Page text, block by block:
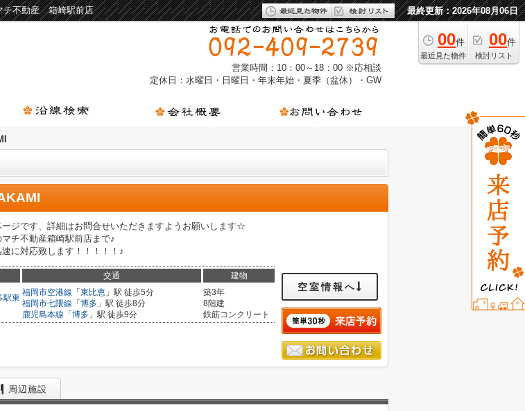
チ不動産 箱崎駅前店 最終更新：2026年08月06日
00件
最近見た物件
00件
検討リスト
営業時間：10：00～18：00 ※応相談
定休日：水曜日・日曜日・年末年始・夏季（盆休）・GW
ジです、詳細はお問合せいただきますようお願いします☆
チ不動産箱崎駅前店まで♪
に対応致します！！！！！♪
交通 建物
駅東
福岡市空港線 「 東比恵 」駅 徒歩5分
福岡市七隈線 「 博多 」駅 徒歩8分
鹿児島本線 「 博多 」駅 徒歩9分
築3年
8階建
鉄筋コンクリート
空室情報へ
周辺施設